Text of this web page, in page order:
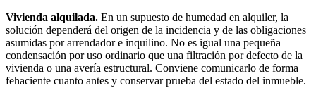
Vivienda alquilada. En un supuesto de humedad en alquiler, la
solución dependerá del origen de la incidencia y de las obligaciones
asumidas por arrendador e inquilino. No es igual una pequeña
condensación por uso ordinario que una filtración por defecto de la
vivienda o una avería estructural. Conviene comunicarlo de forma
fehaciente cuanto antes y conservar prueba del estado del inmueble.